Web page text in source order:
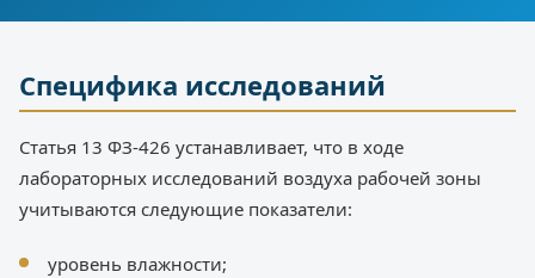
Специфика исследований
Статья 13 ФЗ-426 устанавливает, что в ходе
лабораторных исследований воздуха рабочей зоны
учитываются следующие показатели:
уровень влажности;